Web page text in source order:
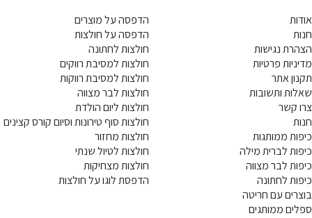
אודות
חנות
הצהרת נגישות
מדיניות פרטיות
תקנון אתר
שאלות ותשובות
צרו קשר
חנות
כיפות ממותגות
כיפות לברית מילה
כיפות לבר מצווה
כיפות לחתונה
בוצרים עם חריטה
ספלים ממותגים
הדפסה על מוצרים
הדפסה על חולצות
חולצות לחתונה
חולצות למסיבת רווקים
חולצות למסיבת רווקות
חולצות לבר מצווה
חולצות ליום הולדת
חולצות סוף טירונות וסיום קורס קצינים
חולצות מחזור
חולצות לטיול שנתי
חולצות מצחיקות
הדפסת לוגו על חולצות